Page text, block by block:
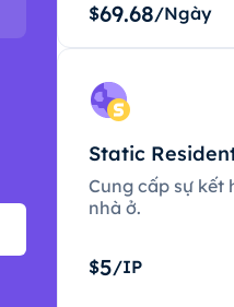
$69.68/Ngày
Static
Cung cấp sự kết
nhà ở.
$5/IP